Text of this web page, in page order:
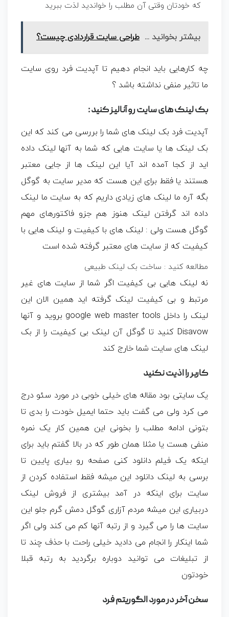
که خودتان وقتی آن مطلب را خواندید لذت ببرید
بیشتر بخوانید ... طراحی سایت قراردادی چیست؟
چه کارهایی باید انجام دهیم تا آپدیت فرد روی سایت
ما تاثیر منفی نداشته باشد ؟
بک لینک های سایت رو آنالیز کنید :
آپدیت فرد بک لینک های شما را بررسی می کند که این
بک لینک ها یا سایت هایی که شما به آنها لینک داده
اید از کجا آمده اند آیا این لینک ها از جایی معتبر
هستند یا فقط برای این هست که مدیر سایت به گوگل
بگه آره ما لینک های زیادی داریم که به سایت ما لینک
داده اند گرفتن لینک هنوز هم جزو فاکتورهای مهم
گوگل هست ولی : لینک های با کیفیت و لینک هایی با
کیفیت که از سایت های معتبر گرفته شده است
مطالعه کنید : ساخت بک لینک طبیعی
نه لینک هایی بی کیفیت اگر شما از سایت های غیر
مرتبط و بی کیفیت لینک گرفته اید همین الان این
لینک را داخل google web master tools بروید و آنها
Disavow کنید تا گوگل آن لینک بی کیفیت را از بک
لینک های سایت شما خارج کند
کاربر را اذیت نکنید
یک سایتی بود مقاله های خیلی خوبی در مورد سئو درج
می کرد ولی می گفت باید حتما ایمیل خودت را بدی تا
بتونی ادامه مطلب را بخونی این همین کار یک نمره
منفی هست یا مثلا همان طور که در بالا گفتم باید برای
اینکه یک فیلم دانلود کنی صفحه رو بیاری پایین تا
برسی به لینک دانلود این میشه فقط استفاده کردن از
سایت برای اینکه در آمد بیشتری از فروش لینک
دربیاری این میشه مردم آزاری گوگل دمش گرم جلو این
سایت ها را می گیرد و از رتبه آنها کم می کند ولی اگر
شما اینکار را انجام می دادید خیلی راحت با حذف چند تا
از تبلیغات می توانید دوباره برگردید به رتبه قبلا
خودتون
سخن آخر در مورد الگوریتم فرد